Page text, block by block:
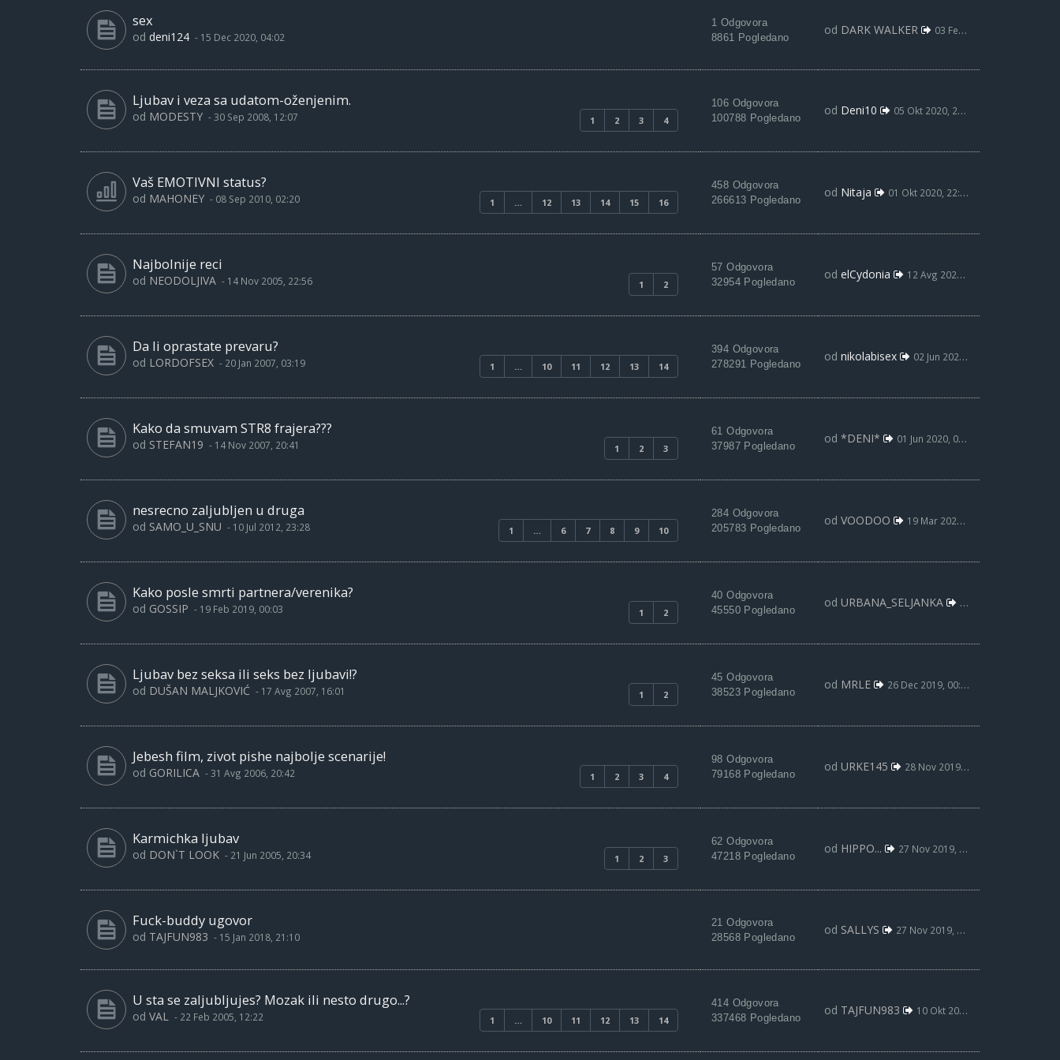
sex
od deni124 - 15 Dec 2020, 04:02
1 Odgovora
8861 Pogledano
od DARK WALKER 03 Feb 2021, 21:03
Ljubav i veza sa udatom-oženjenim.
1 2 3 4
od MODESTY - 30 Sep 2008, 12:07
106 Odgovora
100788 Pogledano
od Deni10 05 Okt 2020, 22:51
Vaš EMOTIVNI status?
1 … 12 13 14 15 16
od MAHONEY - 08 Sep 2010, 02:20
458 Odgovora
266613 Pogledano
od Nitaja 01 Okt 2020, 22:35
Najbolnije reci
1 2
od NEODOLJIVA - 14 Nov 2005, 22:56
57 Odgovora
32954 Pogledano
od elCydonia 12 Avg 2020, 11:27
Da li oprastate prevaru?
1 … 10 11 12 13 14
od LORDOFSEX - 20 Jan 2007, 03:19
394 Odgovora
278291 Pogledano
od nikolabisex 02 Jun 2020, 07:59
Kako da smuvam STR8 frajera???
1 2 3
od STEFAN19 - 14 Nov 2007, 20:41
61 Odgovora
37987 Pogledano
od *DENI* 01 Jun 2020, 08:33
nesrecno zaljubljen u druga
1 … 6 7 8 9 10
od SAMO_U_SNU - 10 Jul 2012, 23:28
284 Odgovora
205783 Pogledano
od VOODOO 19 Mar 2020, 00:44
Kako posle smrti partnera/verenika?
1 2
od GOSSIP - 19 Feb 2019, 00:03
40 Odgovora
45550 Pogledano
od URBANA_SELJANKA 24 Feb 2020, 19:51
Ljubav bez seksa ili seks bez ljubavi!?
1 2
od DUŠAN MALJKOVIĆ - 17 Avg 2007, 16:01
45 Odgovora
38523 Pogledano
od MRLE 26 Dec 2019, 00:37
Jebesh film, zivot pishe najbolje scenarije!
1 2 3 4
od GORILICA - 31 Avg 2006, 20:42
98 Odgovora
79168 Pogledano
od URKE145 28 Nov 2019, 00:39
Karmichka ljubav
1 2 3
od DON`T LOOK - 21 Jun 2005, 20:34
62 Odgovora
47218 Pogledano
od HIPPO... 27 Nov 2019, 16:41
Fuck-buddy ugovor
od TAJFUN983 - 15 Jan 2018, 21:10
21 Odgovora
28568 Pogledano
od SALLYS 27 Nov 2019, 14:36
U sta se zaljubljujes? Mozak ili nesto drugo...?
1 … 10 11 12 13 14
od VAL - 22 Feb 2005, 12:22
414 Odgovora
337468 Pogledano
od TAJFUN983 10 Okt 2019, 18:02